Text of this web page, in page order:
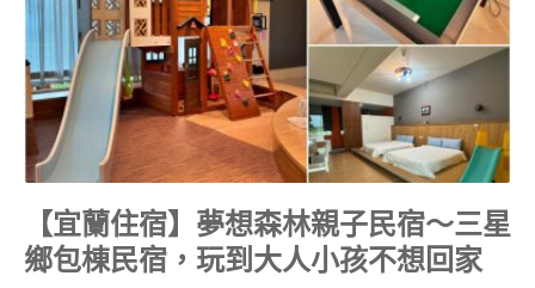
【宜蘭住宿】夢想森林親子民宿～三星
鄉包棟民宿，玩到大人小孩不想回家